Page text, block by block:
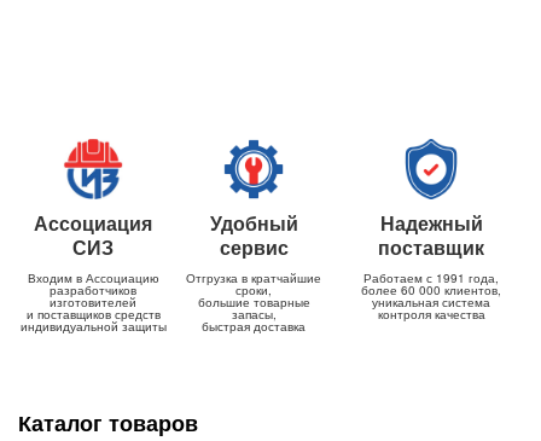
Ассоциация
СИЗ
Входим в Ассоциацию
разработчиков
изготовителей
и поставщиков средств
индивидуальной защиты
Удобный
сервис
Отгрузка в кратчайшие
сроки,
большие товарные
запасы,
быстрая доставка
Надежный
поставщик
Работаем с 1991 года,
более 60 000 клиентов,
уникальная система
контроля качества
Каталог товаров